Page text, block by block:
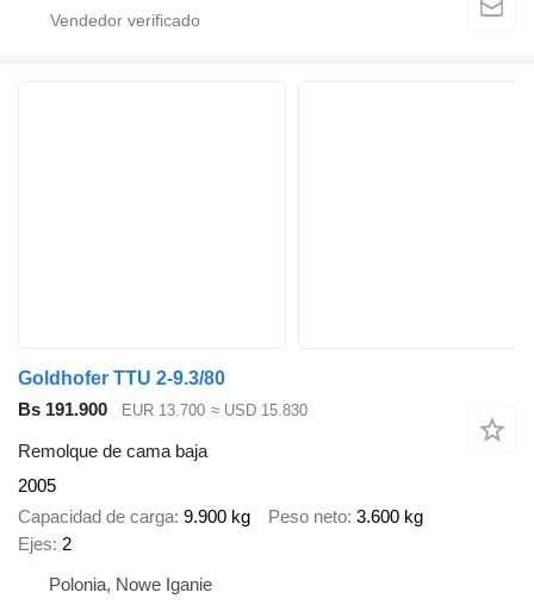
Goldhofer TTU 2-9.3/80
Bs 191.900
EUR 13.700 ≈ USD 15.830
Remolque de cama baja
2005
Capacidad de carga 9.900 kg Peso neto 3.600 kg
Ejes 2
Polonia, Nowe Iganie